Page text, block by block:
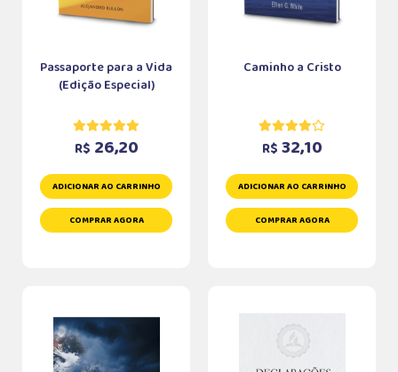
Passaporte para a Vida
(Edição Especial)
R$ 26,20
ADICIONAR AO CARRINHO
COMPRAR AGORA
Caminho a Cristo
R$ 32,10
ADICIONAR AO CARRINHO
COMPRAR AGORA